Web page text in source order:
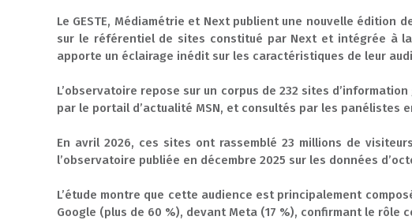
Le GESTE, Médiamétrie et Next publient une nouvelle édition
sur le référentiel de sites constitué par Next et intégrée à
apporte un éclairage inédit sur les caractéristiques de leur
L’observatoire repose sur un corpus de 232 sites
par le portail d’actualité MSN, et consultés par les panélistes
En avril 2026, ces sites ont rassemblé 23 millions de
l’observatoire publiée en décembre 2025 sur les données
L’étude montre que cette audience est principalement
Google (plus de 60 %), devant Meta (17 %), confirmant le